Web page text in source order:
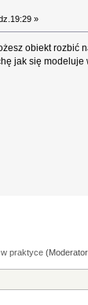
»
obiekt
jak się
praktyce